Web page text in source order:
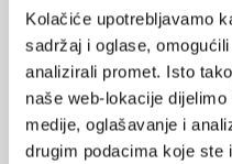
Kolačiće upotrebljavamo
sadržaj i oglase,
analizirali promet. Isto
naše web-lokacije
medije, oglašavanje i
drugim podacima koje ste
svega neprestane promjene
ponovno prilagođavanje
koji ima snagu pokretanja
oboljelih i povećanim
mjesto u sustavu praćenja
zdravstvena organizacija